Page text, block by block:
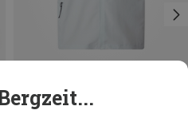
Je bespaart 25%